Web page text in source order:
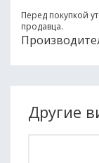
Перед покупкой
продавца.
Другие